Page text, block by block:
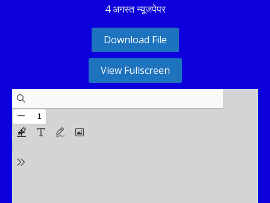
4 अगस्त न्यूजपेपर
Download File
View Fullscreen